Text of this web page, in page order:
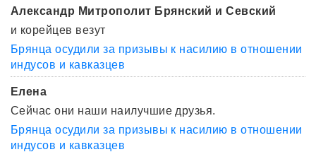
Александр Митрополит Брянский и Севский
и корейцев везут
Брянца осудили за призывы к насилию в отношении
индусов и кавказцев
Елена
Сейчас они наши наилучшие друзья.
Брянца осудили за призывы к насилию в отношении
индусов и кавказцев